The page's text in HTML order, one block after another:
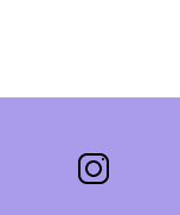
instagram